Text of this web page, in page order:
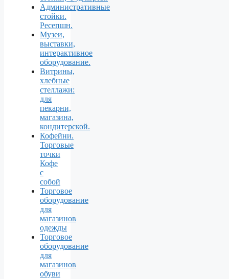
Aдминистративные
стойки.
Ресепшн.
Музеи,
выставки,
интерактивное
оборудование.
Витрины,
хлебные
стеллажи:
для
пекарни,
магазина,
кондитерской.
Кофейни.
Торговые
точки
Кофе
с
собой
Торговое
оборудование
для
магазинов
одежды
Торговое
оборудование
для
магазинов
обуви